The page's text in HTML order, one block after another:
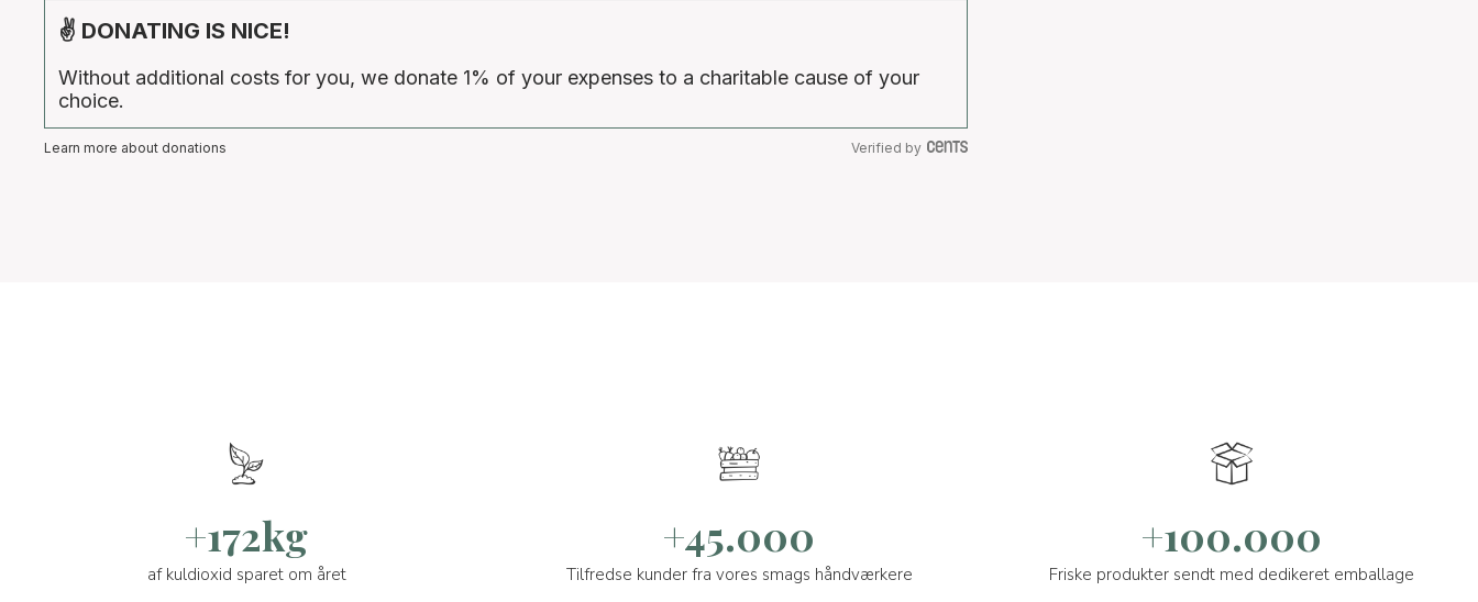
✌ DONATING IS NICE!
Without additional costs for you, we donate 1% of your expenses to a charitable cause of your
choice.
Learn more about donations Verified by
+172kg
af kuldioxid sparet om året
+45.000
Tilfredse kunder fra vores smags håndværkere
+100.000
Friske produkter sendt med dedikeret emballage